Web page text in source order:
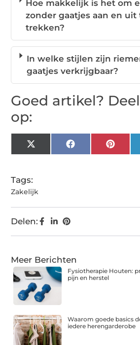
Hoe makkelijk is het om
zonder gaatjes aan en uit
trekken?
In welke stijlen zijn
gaatjes verkrijgbaar?
Goed artikel?
op:
X
(Twitter)
Facebook
Tags:
Zakelijk
Delen:
Meer Berichten
Fysiotherapie Houten:
pijn en herstel
Waarom goede basics
iedere herengarderobe